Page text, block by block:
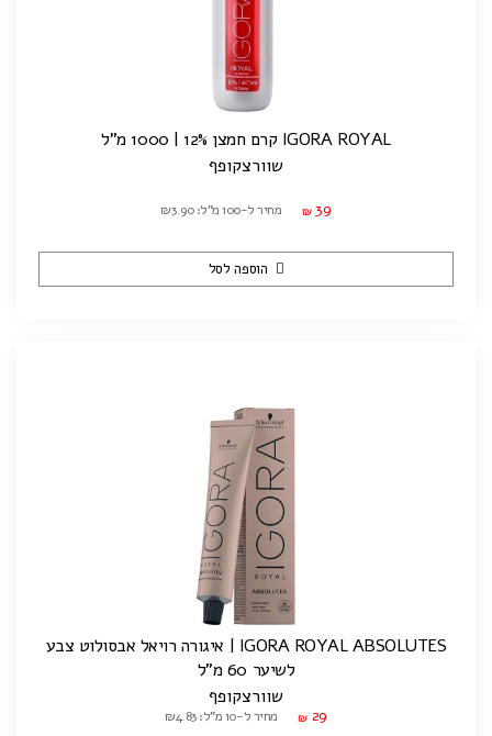
IGORA ROYAL קרם חמצן 12% | 1000 מ"ל
שוורצקופף
₪ 39 מחיר ל-100 מ"ל: ₪3.90
הוספה לסל
IGORA ROYAL ABSOLUTES | איגורה רויאל אבסולוט צבע
לשיער 60 מ"ל
שוורצקופף
₪ 29 מחיר ל-10 מ"ל: ₪4.83